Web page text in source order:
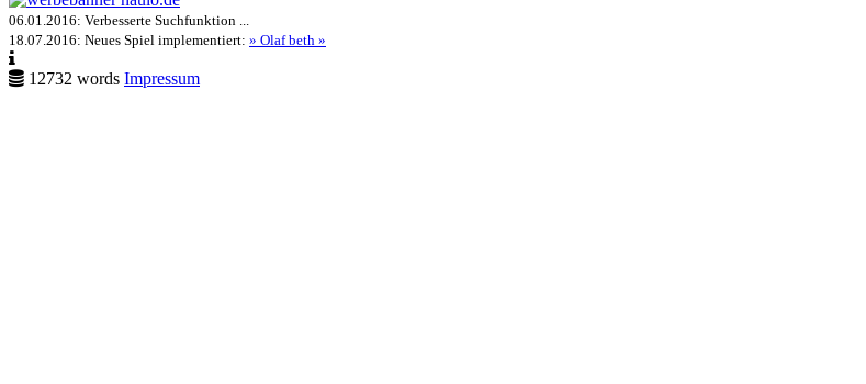
06.01.2016: Verbesserte Suchfunktion
18.07.2016: Neues Spiel implementiert: » Olaf beth »
12732 words Impressum